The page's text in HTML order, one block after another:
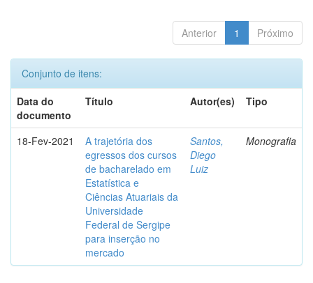
Anterior 1 Próximo
Conjunto de itens:
Data do
documento
Título Autor(es) Tipo
18-Fev-2021
A trajetória dos
egressos dos cursos
de bacharelado em
Estatística e
Ciências Atuariais da
Universidade
Federal de Sergipe
para inserção no
mercado
Santos,
Diego
Luiz
Monografia